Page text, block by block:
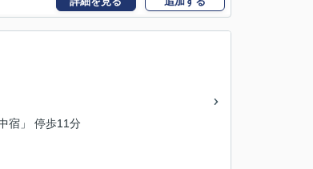
宿」 停歩11分